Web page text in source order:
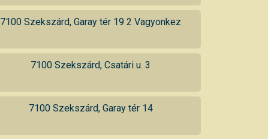
7100 Szekszárd, Garay tér 19 2 Vagyonkez
7100 Szekszárd, Csatári u. 3
7100 Szekszárd, Garay tér 14